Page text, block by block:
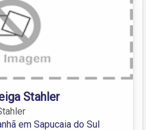
Stahler
em Sapucaia do Sul